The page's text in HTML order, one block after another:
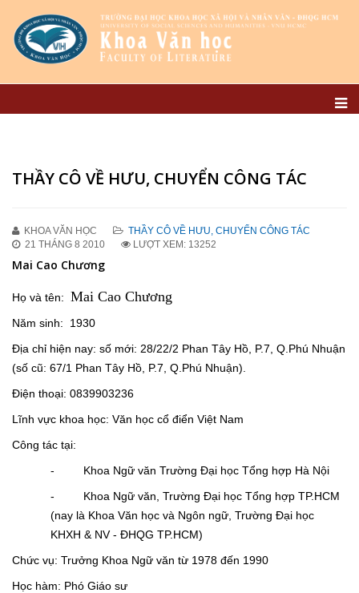
THẦY CÔ VỀ HƯU, CHUYỂN CÔNG TÁC
KHOA VĂN HỌC
THẦY CÔ VỀ HƯU, CHUYỂN CÔNG TÁC
21 THÁNG 8 2010
LƯỢT XEM: 13252
Mai Cao Chương
Họ và tên: Mai Cao Chương
Năm sinh: 1930
Địa chỉ hiện nay: số mới: 28/22/2 Phan Tây Hồ, P.7, Q.Phú Nhuận
(số cũ: 67/1 Phan Tây Hồ, P.7, Q.Phú Nhuận).
Điện thoại: 0839903236
Lĩnh vực khoa học: Văn học cổ điển Việt Nam
Công tác tại:
- Khoa Ngữ văn Trường Đại học Tổng hợp Hà Nội
- Khoa Ngữ văn, Trường Đại học Tổng hợp TP.HCM
(nay là Khoa Văn học và Ngôn ngữ, Trường Đại học
KHXH & NV - ĐHQG TP.HCM)
Chức vụ: Trưởng Khoa Ngữ văn từ 1978 đến 1990
Học hàm: Phó Giáo sư